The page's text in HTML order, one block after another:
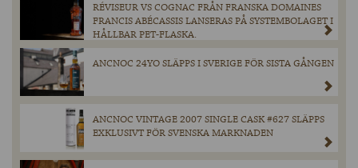
RÉVISEUR VS COGNAC FRÅN FRANSKA DOMAINES
FRANCIS ABÉCASSIS LANSERAS PÅ SYSTEMBOLAGET I
HÅLLBAR PET-FLASKA.
ANCNOC 24YO SLÄPPS I SVERIGE FÖR SISTA GÅNGEN
ANCNOC VINTAGE 2007 SINGLE CASK #627 SLÄPPS
EXKLUSIVT FÖR SVENSKA MARKNADEN